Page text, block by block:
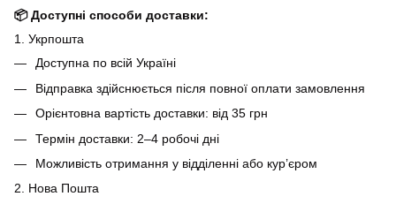
📦 Доступні способи доставки:
1. Укрпошта
Доступна по всій Україні
Відправка здійснюється після повної оплати замовлення
Орієнтовна вартість доставки: від 35 грн
Термін доставки: 2–4 робочі дні
Можливість отримання у відділенні або кур’єром
2. Нова Пошта